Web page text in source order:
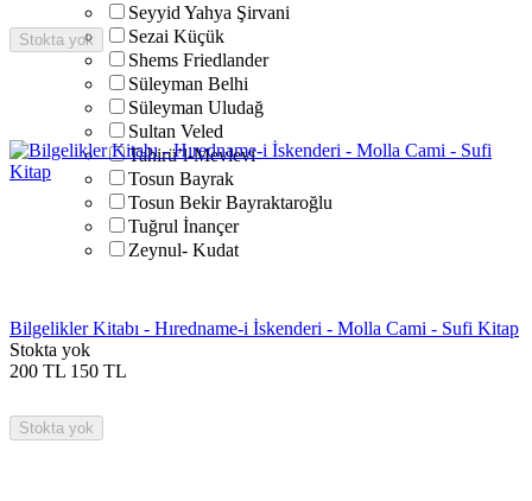
Seyyid Yahya Şirvani
Sezai Küçük
Shems Friedlander
Süleyman Belhi
Süleyman Uludağ
Sultan Veled
Tahirü’l-Mevlevi
Tosun Bayrak
Tosun Bekir Bayraktaroğlu
Tuğrul İnançer
Zeynul- Kudat
Stokta yok
Bilgelikler Kitabı - Hıredname-i İskenderi - Molla Cami - Sufi Kitap
Stokta yok
200 TL 150 TL
Stokta yok